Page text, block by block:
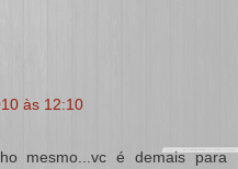
às 12:10
mesmo...vc é demais para